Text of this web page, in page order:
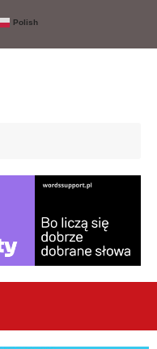
Polish